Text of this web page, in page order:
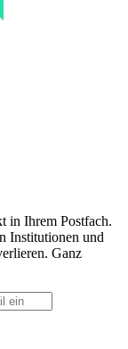
in Ihrem Postfach.
Institutionen und
Ganz